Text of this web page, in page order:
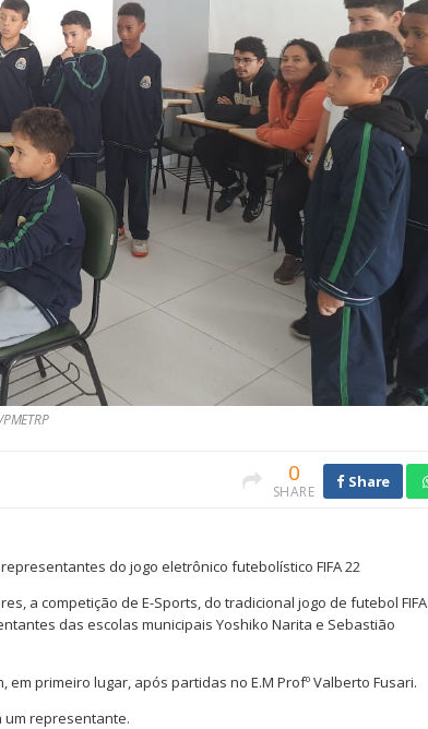
0
SHARE
Share
do jogo eletrônico futebolístico FIFA 22
a competição de E-Sports, do tradicional jogo de futebol FIFA
das escolas municipais Yoshiko Narita e Sebastião
primeiro lugar, após partidas no E.M Profº Valberto Fusari.
um representante.